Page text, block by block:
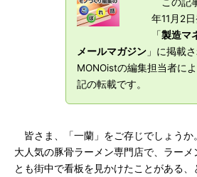
年11月2
「製造マ
メールマガジン」に掲載
MONOistの編集担当者に
記の転載です。
皆さま、「一蘭」をご存じでしょうか
大人気の豚骨ラーメン専門店で、ラーメ
とも街中で看板を見かけたことがある